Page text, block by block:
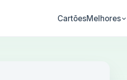
CartõesMelhores